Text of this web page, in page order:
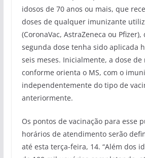
idosos de 70 anos ou mais, que
doses de qualquer imunizante
(CoronaVac, AstraZeneca ou Pfizer),
segunda dose tenha sido aplicada
seis meses. Inicialmente, a dose
conforme orienta o MS, com o
independentemente do tipo de
anteriormente.
Os pontos de vacinação para esse
horários de atendimento serão
até esta terça-feira, 14. “Além dos